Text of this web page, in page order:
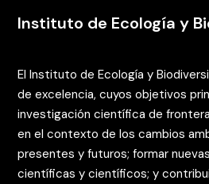
Instituto de Ecología y
El Instituto de Ecología y
de excelencia, cuyos objetivos
investigación científica de
en el contexto de los cambios
presentes y futuros; formar
científicas y científicos; y